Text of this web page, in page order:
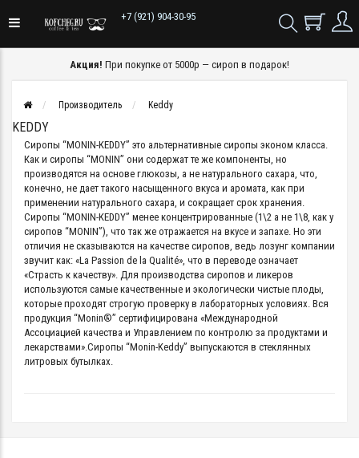
+7 (921) 904-30-95
Акция! При покупке от 5000р — сироп в подарок!
Производитель Keddy
KEDDY
Сиропы “MONIN-KEDDY” это альтернативные сиропы эконом класса.
Как и сиропы “MONIN” они содержат те же компоненты, но
производятся на основе глюкозы, а не натурального сахара, что,
конечно, не дает такого насыщенного вкуса и аромата, как при
применении натурального сахара, и сокращает срок хранения.
Сиропы “MONIN-KEDDY” менее концентрированные (1\2 а не 1\8, как у
сиропов “MONIN”), что так же отражается на вкусе и запахе. Но эти
отличия не сказываются на качестве сиропов, ведь лозунг компании
звучит как: «La Passion de la Qualité», что в переводе означает
«Страсть к качеству». Для производства сиропов и ликеров
используются самые качественные и экологически чистые плоды,
которые проходят строгую проверку в лабораторных условиях. Вся
продукция “Monin®” сертифицирована «Международной
Ассоциацией качества и Управлением по контролю за продуктами и
лекарствами».Сиропы “Monin-Keddy” выпускаются в стеклянных
литровых бутылках.